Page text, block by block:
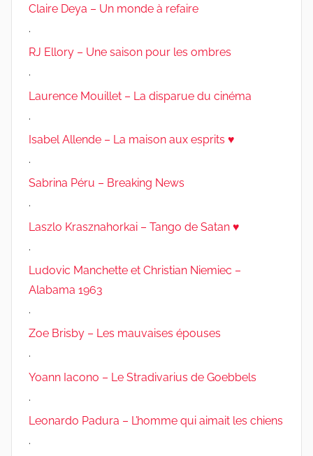
Claire Deya – Un monde à refaire
.
RJ Ellory – Une saison pour les ombres
.
Laurence Mouillet – La disparue du cinéma
.
Isabel Allende – La maison aux esprits ♥
.
Sabrina Péru – Breaking News
.
Laszlo Krasznahorkai – Tango de Satan ♥
.
Ludovic Manchette et Christian Niemiec –
Alabama 1963
.
Zoe Brisby – Les mauvaises épouses
.
Yoann Iacono – Le Stradivarius de Goebbels
.
Leonardo Padura – L’homme qui aimait les chiens
.